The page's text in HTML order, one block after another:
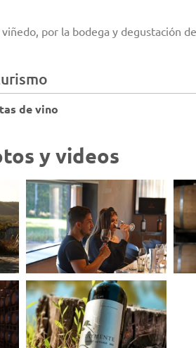
por la bodega y degustación
de vino
y videos